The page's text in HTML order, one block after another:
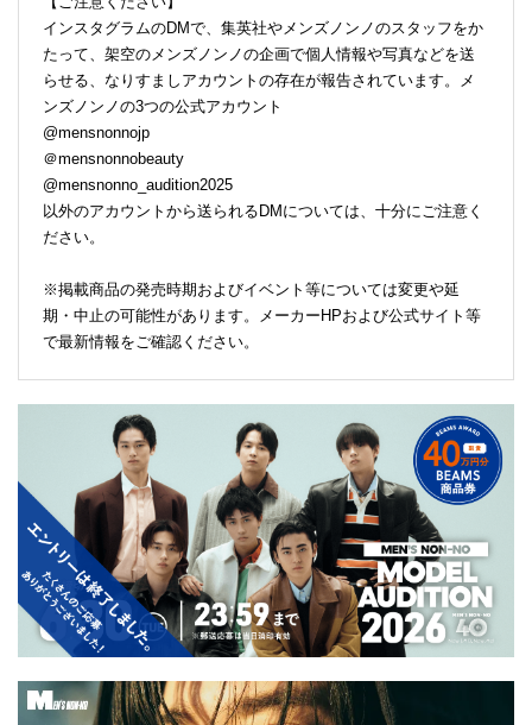
インスタグラムのDMで、集英社やメンズノンノのスタッフをか
たって、架空のメンズノンノの企画で個人情報や写真などを送
らせる、なりすましアカウントの存在が報告されています。メ
ンズノンノの3つの公式アカウント
@mensnonnojp
＠mensnonnobeauty
@mensnonno_audition2025
以外のアカウントから送られるDMについては、十分にご注意く
ださい。
※掲載商品の発売時期およびイベント等については変更や延
期・中止の可能性があります。メーカーHPおよび公式サイト等
で最新情報をご確認ください。